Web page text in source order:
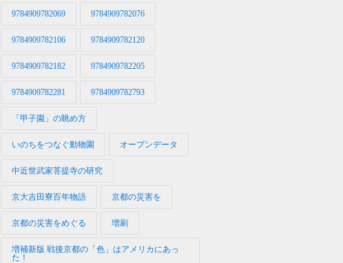
9784909782069 9784909782076
9784909782106 9784909782120
9784909782182 9784909782205
9784909782281 9784909782793
「甲子園」の眺め方
いのちをつなぐ動物園 オープンデータ
中近世武家菩提寺の研究
京大吉田寮百年物語 京都の災害を
京都の災害をめぐる 増刷
増補新版 戦後京都の「色」はアメリカにあっ
た！